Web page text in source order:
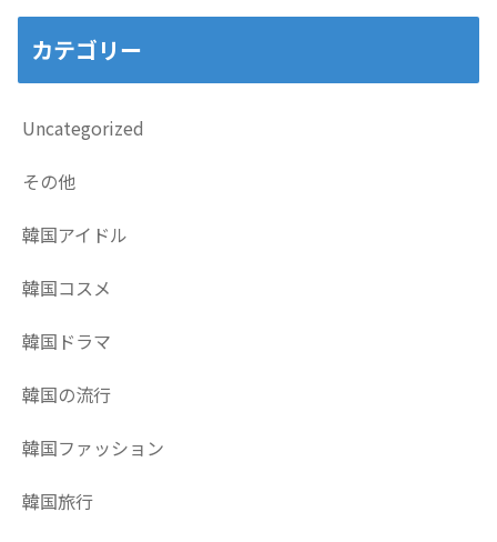
カテゴリー
Uncategorized
その他
韓国アイドル
韓国コスメ
韓国ドラマ
韓国の流行
韓国ファッション
韓国旅行